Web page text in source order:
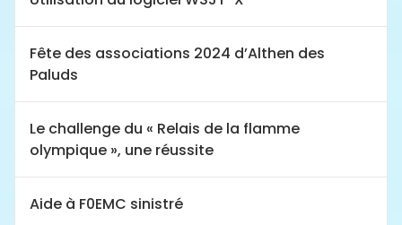
Fête des associations 2024 d’Althen des
Paluds
Le challenge du « Relais de la flamme
olympique », une réussite
Aide à F0EMC sinistré